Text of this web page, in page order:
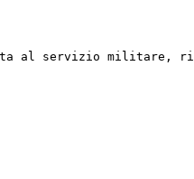
al servizio militare,